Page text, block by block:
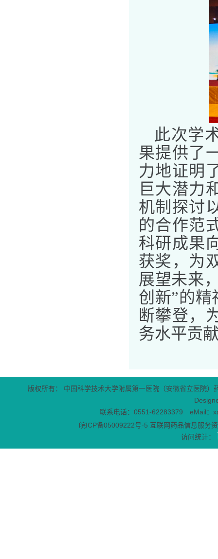
此次学
果提供了
力地证明
巨大潜力
机制探讨
的合作范
科研成果
获奖，为
展望未来
创新”的精
断攀登，
务水平贡
版权所有： 中国科学技术大学附属第一医院（安徽省立医院
联系电话：0551-62283379 eMail：
皖ICP备05009222号-5 互联网药品信息服务
访问统计：